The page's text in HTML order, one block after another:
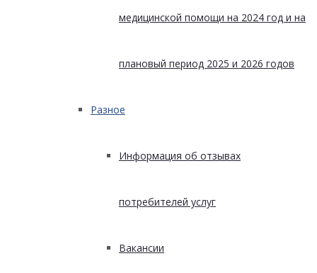
медицинской помощи на 2024 год и на
плановый период 2025 и 2026 годов
Разное
Информация об отзывах
потребителей услуг
Вакансии